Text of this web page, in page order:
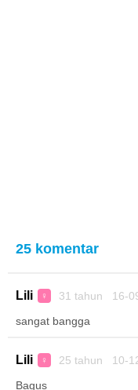
25 komentar
Lili ♀ 31 tahun 16-
sangat bangga
Lili ♀ 25 tahun 10-
Bagus